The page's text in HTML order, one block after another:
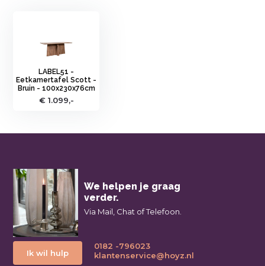
LABEL51 -
Eetkamertafel Scott -
Bruin - 100x230x76cm
€ 1.099,-
We helpen je graag
verder.
Via Mail, Chat of Telefoon.
Ik wil hulp
0182 -796023
klantenservice@hoyz.nl